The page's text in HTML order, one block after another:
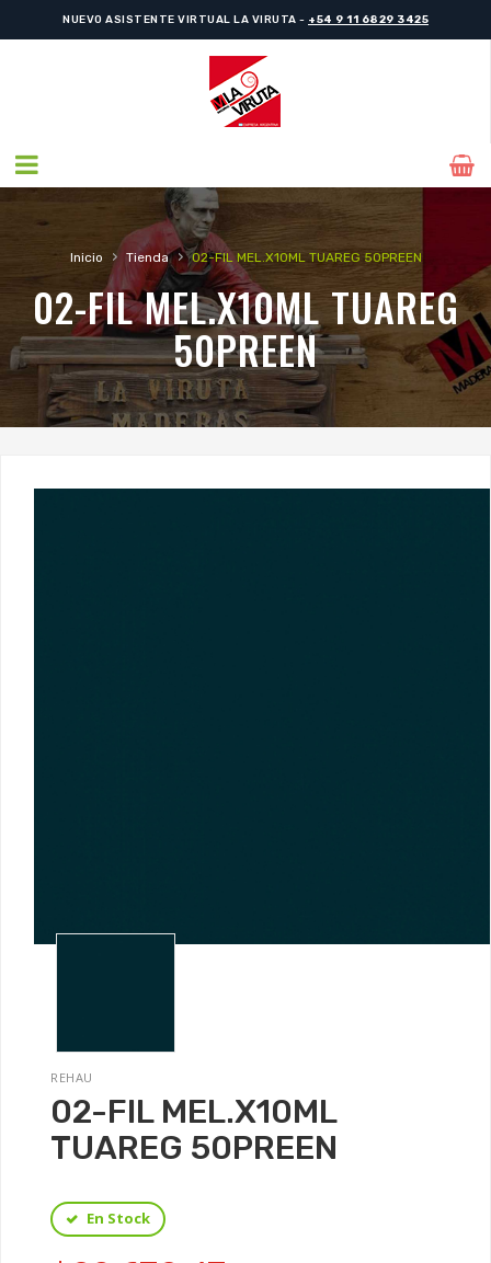
NUEVO ASISTENTE VIRTUAL LA VIRUTA - +54 9 11 6829 3425
Inicio › Tienda › 02-FIL MEL.X10ML TUAREG 50PREEN
02-FIL MEL.X10ML TUAREG
50PREEN
REHAU
02-FIL MEL.X10ML
TUAREG 50PREEN
En Stock